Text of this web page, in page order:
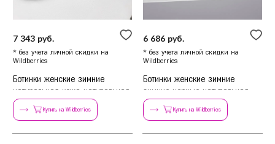
7 343 руб.
* без учета личной скидки на
Wildberries
Ботинки женские зимние
натуральная кожа натуральная
шерсть
Купить на Wildberries
6 686 руб.
* без учета личной скидки на
Wildberries
Ботинки женские зимние
зимние черные натуральная
кожа
Купить на Wildberries